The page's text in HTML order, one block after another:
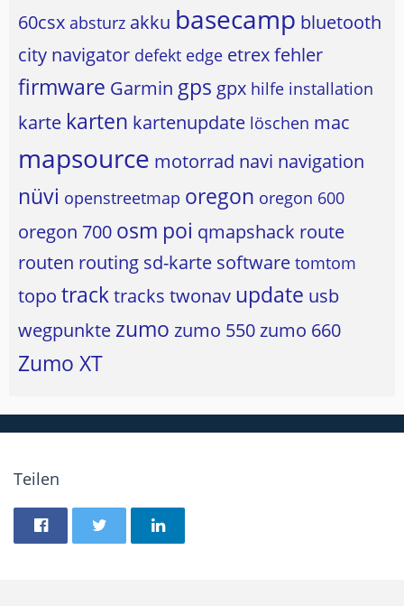
60csx absturz akku basecamp bluetooth
city navigator defekt edge etrexfehler
firmware Garmin gps gpx hilfe installation
karte karten kartenupdate löschen mac
mapsource motorrad navi navigation
nüvi openstreetmap oregon oregon 600
oregon 700 osm poi qmapshack route
routen routing sd-karte software tomtom
topo tracktracks twonav update usb
wegpunkte zumo zumo 550zumo 660
Zumo XT
Teilen